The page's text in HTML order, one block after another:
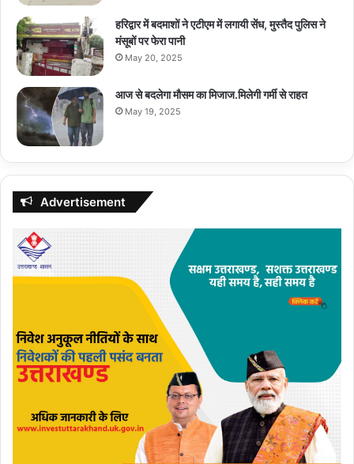
हरिद्वार में बदमाशों ने एटीएम में लगायी सेंध, मुस्तैद पुलिस ने
मंसूबों पर फेरा पानी
May 20, 2025
आज से बदलेगा मौसम का मिजाज.मिलेगी गर्मी से राहत
May 19, 2025
Advertisement